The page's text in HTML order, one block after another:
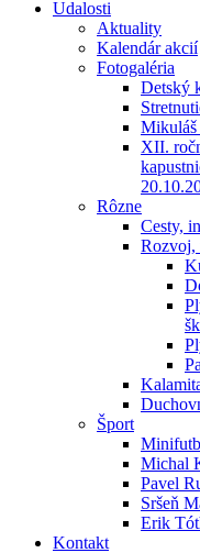
Udalosti
Aktuality
Kalendár akcií
Fotogaléria
Detský
Mikuláš
XII.
Rôzne
Cesty,
Rozvoj,
Šport
Michal
Pavel
Sršeň
Erik
Kontakt